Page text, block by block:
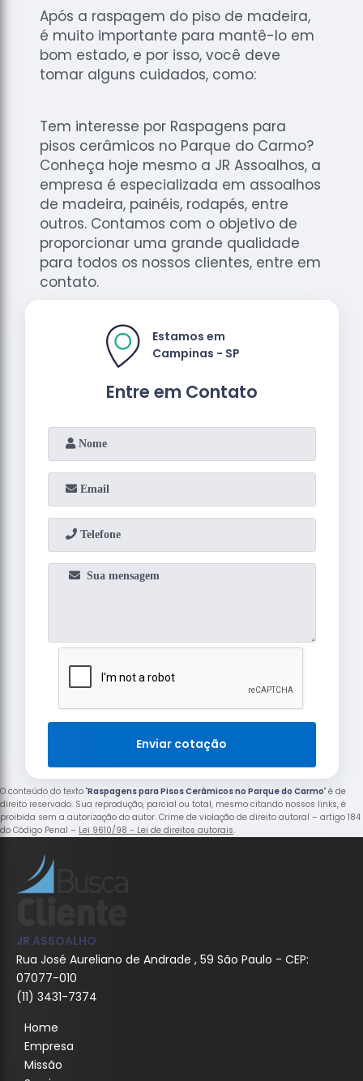
Após a raspagem do piso de madeira,
é muito importante para mantê-lo em
bom estado, e por isso, você deve
tomar alguns cuidados, como:
Tem interesse por Raspagens para
pisos cerâmicos no Parque do Carmo?
Conheça hoje mesmo a JR Assoalhos, a
empresa é especializada em assoalhos
de madeira, painéis, rodapés, entre
outros. Contamos com o objetivo de
proporcionar uma grande qualidade
para todos os nossos clientes, entre em
contato.
Entre em Contato
Estamos em
Campinas - SP
Enviar cotação
O conteúdo do texto "Raspagens para Pisos Cerâmicos no Parque do Carmo" é de
direito reservado. Sua reprodução, parcial ou total, mesmo citando nossos links, é
proibida sem a autorização do autor. Crime de violação de direito autoral – artigo 184
do Código Penal – Lei 9610/98 - Lei de direitos autorais.
JR ASSOALHO
Rua José Aureliano de Andrade , 59 São Paulo - CEP:
07077-010
(11) 3431-7374
Home
Empresa
Missão